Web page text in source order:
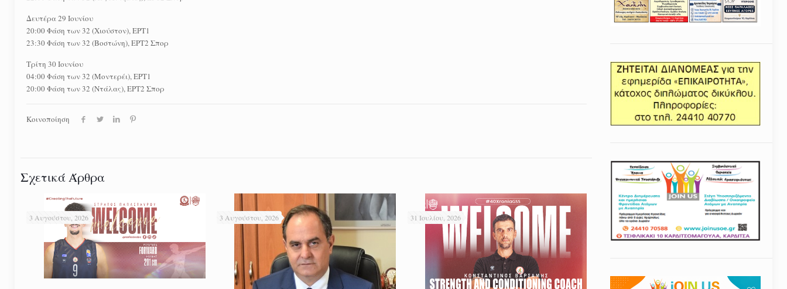
Δευτέρα 29 Ιουνίου
20:00 Φάση των 32 (Χιούστον), ΕΡΤ1
23:30 Φάση των 32 (Βοστώνη), ΕΡΤ2 Σπορ
Τρίτη 30 Ιουνίου
04:00 Φάση των 32 (Μοντερέι), ΕΡΤ1
20:00 Φάση των 32 (Ντάλας), ΕΡΤ2 Σπορ
Κοινοποίηση
Σχετικά Άρθρα
3 Αυγούστου, 2026 3 Αυγούστου, 2026 31 Ιουλίου, 2026